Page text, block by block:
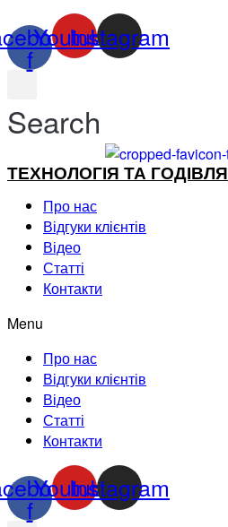
f
Youtube
Instagram
Search
ТЕХНОЛОГІЯ ТА ГОДІВЛЯ
Про нас
Відгуки клієнтів
Відео
Статті
Контакти
Menu
Про нас
Відгуки клієнтів
Відео
Статті
Контакти
f
Youtube
Instagram